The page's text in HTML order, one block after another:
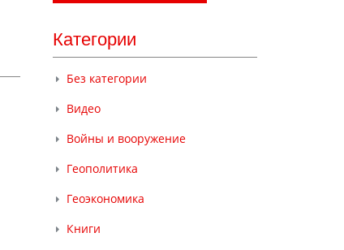
Категории
Без категории
Видео
Войны и вооружение
Геополитика
Геоэкономика
Книги